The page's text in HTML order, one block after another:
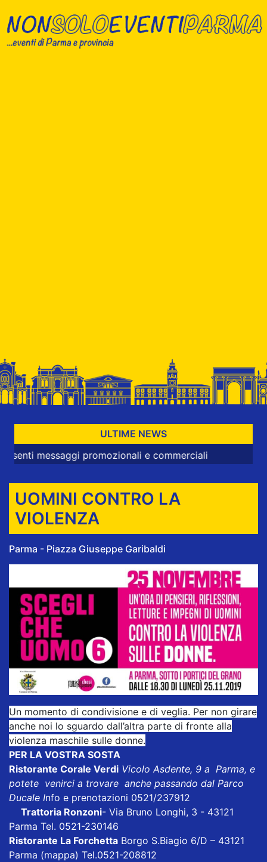
ULTIME NEWS
promozionali e commerciali
UOMINI CONTRO LA
VIOLENZA
Parma - Piazza Giuseppe Garibaldi
Un momento di condivisione e di veglia. Per non girare
anche noi lo sguardo dall’altra parte di fronte alla
violenza maschile sulle donne.
PER LA VOSTRA SOSTA
Ristorante Corale Verdi Vicolo Asdente, 9 a Parma, e
potete venirci a trovare anche passando dal Parco
Ducale Info e prenotazioni 0521/237912
Trattoria Ronzoni- Via Bruno Longhi, 3 - 43121
Parma Tel. 0521-230146
Ristorante La Forchetta Borgo S.Biagio 6/D – 43121
Parma (mappa) Tel.0521-208812